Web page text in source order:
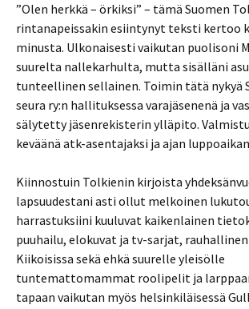
”Olen herkkä – örkiksi” – tämä Suomen
rintanapeissakin esiintynyt teksti kertoo
minusta. Ulkonaisesti vaikutan puolisoni
suurelta nallekarhulta, mutta sisälläni
tunteellinen sellainen. Toimin tätä nykyä
seura ry:n hallituksessa varajäsenenä ja
sälytetty jäsenrekisterin ylläpito.
keväänä atk-asentajaksi ja ajan
Kiinnostuin Tolkienin kirjoista
lapsuudestani asti ollut melkoinen
harrastuksiini kuuluvat kaikenlainen
puuhailu, elokuvat ja tv-sarjat,
Kiikoisissa sekä ehkä suurelle yleisölle
tuntemattomammat roolipelit ja
tapaan vaikutan myös helsinkiläisessä